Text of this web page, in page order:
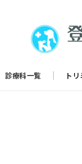
診療科一覧 ト